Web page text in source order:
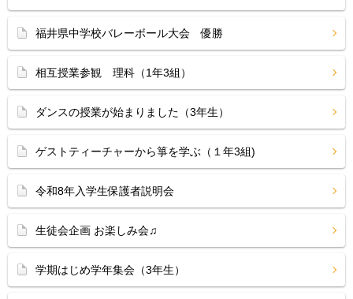
福井県中学校バレーボール大会 優勝
相互授業参観 理科（1年3組）
ダンスの授業が始まりました（3年生）
ゲストティーチャーから箏を学ぶ（１年3組)
令和8年入学生保護者説明会
生徒会企画 お楽しみ会♫
学期はじめ学年集会（3年生）